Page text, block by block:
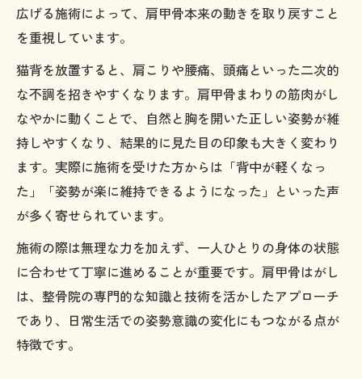
広げる施術によって、肩甲骨本来の動きを取り戻すこと
を重視しています。
猫背を放置すると、肩こりや腰痛、頭痛といった二次的
な不調を招きやすくなります。肩甲骨まわりの筋肉がし
なやかに動くことで、自然と胸を開いた正しい姿勢が維
持しやすくなり、結果的に見た目の印象も大きく変わり
ます。実際に施術を受けた方からは「背中が軽くなっ
た」「姿勢が楽に維持できるようになった」といった声
が多く寄せられています。
施術の際は無理な力を加えず、一人ひとりの身体の状態
に合わせて丁寧に進めることが重要です。肩甲骨はがし
は、整骨院の専門的な知識と技術を活かしたアプローチ
であり、日常生活での姿勢意識の変化にもつながる点が
特徴です。